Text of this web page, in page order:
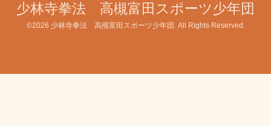
少林寺拳法 高槻富田スポーツ少年団
©2026 少林寺拳法 高槻富田スポーツ少年団 . All Rights Reserved.